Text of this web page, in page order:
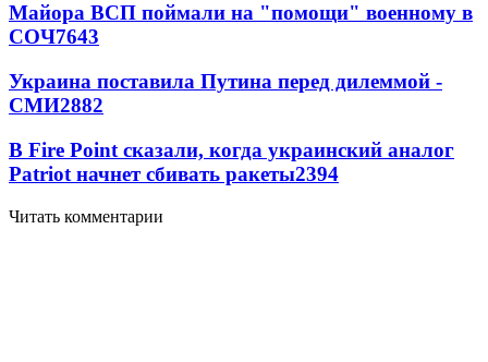
Майора ВСП поймали на "помощи" военному в
СОЧ7643
Украина поставила Путина перед дилеммой -
СМИ2882
В Fire Point сказали, когда украинский аналог
Patriot начнет сбивать ракеты2394
Читать комментарии